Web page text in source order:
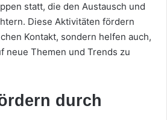
statt, die den Austausch und
Diese Aktivitäten fördern
Kontakt, sondern helfen auch,
neue Themen und Trends zu
durch